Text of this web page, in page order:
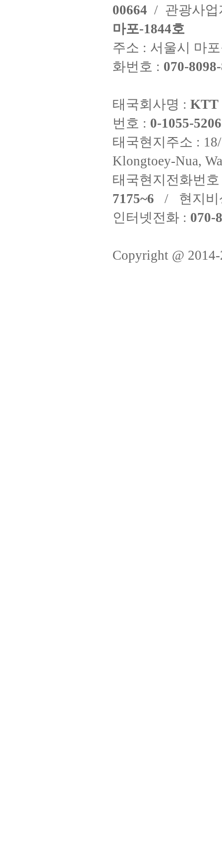
00664 / 관광사
마포-1844호
주소 : 서울시 마
화번호 : 070-
태국회사명 : KTT
번호 : 0-1055-
태국현지주소 :
Klongtoey-Nua,
태국현지전화번
7175~6 / 현지비
인터넷전화 : 070-
Copyright @